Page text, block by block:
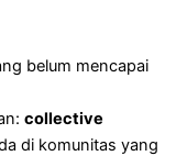
belum mencapai
collective
di komunitas yang